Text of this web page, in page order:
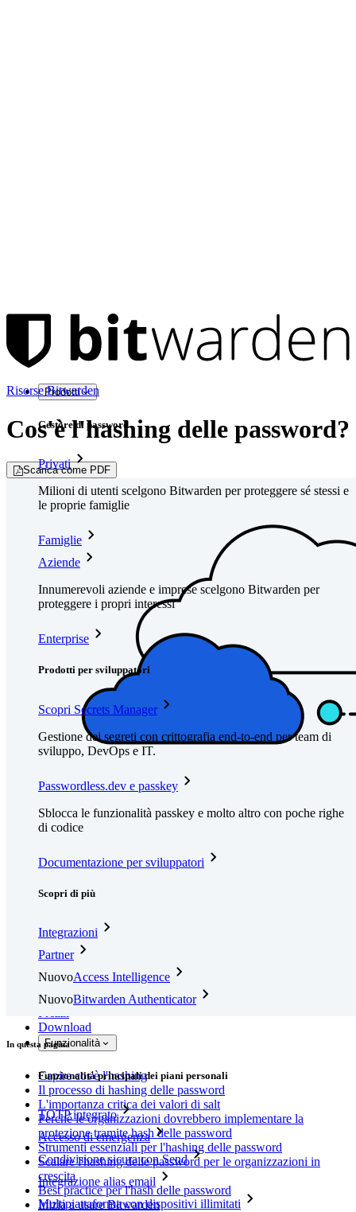
Prodotti
Gestore di password
Privati
Milioni di utenti scelgono Bitwarden per proteggere sé stessi e
le proprie famiglie
Famiglie
Aziende
Innumerevoli aziende e imprese scelgono Bitwarden per
proteggere i propri interessi
Enterprise
Prodotti per sviluppatori
Scopri Secrets Manager
Gestione dei segreti con crittografia end-to-end per team di
sviluppo, DevOps e IT.
Passwordless.dev e passkey
Sblocca le funzionalità passkey e molto altro con poche righe
di codice
Documentazione per sviluppatori
Scopri di più
Integrazioni
Partner
NuovoAccess Intelligence
NuovoBitwarden Authenticator
Download
Funzionalità
Funzionalità principali dei piani personali
TOTP integrato
Accesso di emergenza
Condivisione sicura con Send
Integrazione alias email
Multipiattaforma con dispositivi illimitati
Risorse Bitwarden
Cos'è l'hashing delle password?
Scarica come PDF
In questa pagina
Capire cos'è l'hashing
Il processo di hashing delle password
L'importanza critica dei valori di salt
Perché le organizzazioni dovrebbero implementare la
protezione tramite hash delle password
Strumenti essenziali per l'hashing delle password
Scalare l'hashing delle password per le organizzazioni in
crescita
Best practice per l'hash delle password
Inizia a usare Bitwarden